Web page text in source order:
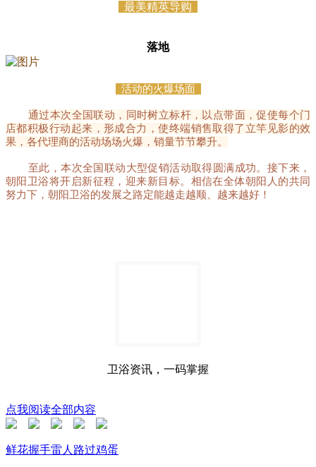
最美精英导购
落地
活动的火爆场面
通过本次全国联动，同时树立标杆，以点带面，促使每个门
店都积极行动起来，形成合力，使终端销售取得了立竿见影的效
果，各代理商的活动场场火爆，销量节节攀升。
至此，本次全国联动大型促销活动取得圆满成功。接下来，
朝阳卫浴将开启新征程，迎来新目标。相信在全体朝阳人的共同
努力下，朝阳卫浴的发展之路定能越走越顺、越来越好！
卫浴资讯，一码掌握
点我阅读全部内容
鲜花握手雷人 路过鸡蛋